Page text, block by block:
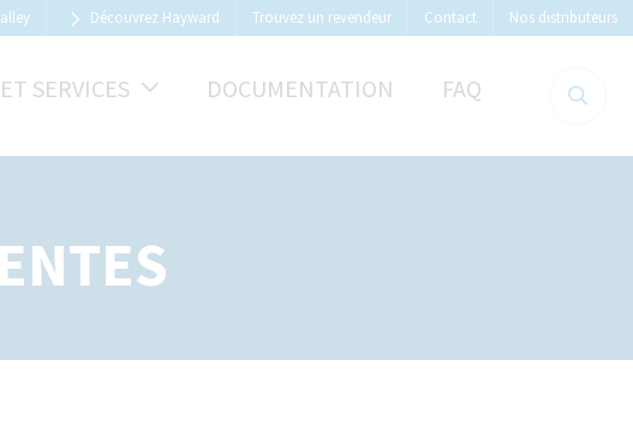
Découvrez Hayward Trouvez un revendeur Contact Nos distributeurs
SERVICES DOCUMENTATION FAQ